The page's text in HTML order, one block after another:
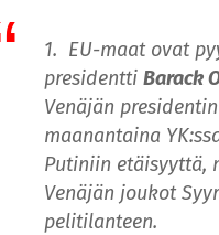
1. EU-maat ovat
presidentti Barack
Venäjän presidentin
maanantaina
Putiniin etäisyyttä,
Venäjän joukot
pelitilanteen.